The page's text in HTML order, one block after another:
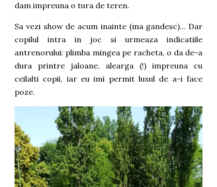
dam impreuna o tura de teren.
Sa vezi show de acum inainte (ma gandesc)… Dar
copilul intra in joc si urmeaza indicatiile
antrenorului: plimba mingea pe racheta, o da de-a
dura printre jaloane, alearga (!) impreuna cu
ceilalti copii, iar eu imi permit luxul de a-i face
poze.